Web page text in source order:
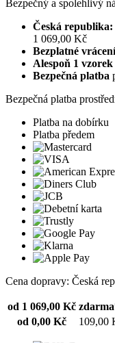
Bezpečný a spolehlivý
Česká
1 069,00 Kč
Bezplatné
Alespoň 1
Bezpečná platba
Bezpečná platba
Platba na dobírku
Platba předem
Cena dopravy: Česká
od 1 069,00 Kč
od 0,00 Kč
109,00